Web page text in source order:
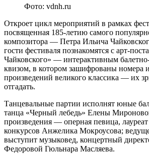
Фото: vdnh.ru
Откроет цикл мероприятий в рамках
посвященная 185-летию самого
композитора — Петра Ильича
гости фестиваля познакомятся с арт-
Чайковского» — интерактивным
квизом, в котором зашифрованы номера
произведений великого классика — их
отгадать.
Танцевальные партии исполнят юные
танца «Черный лебедь» Елены
произведения — оперная певица,
конкурсов Анжелика Мокроусова;
выступит музыковед, концертный
Федоровой Гюльнара Масляева.